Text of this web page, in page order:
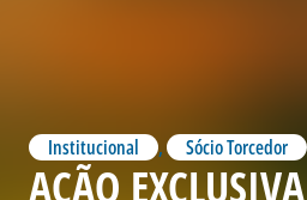
Institucional , Sócio Torcedor
AÇÃO